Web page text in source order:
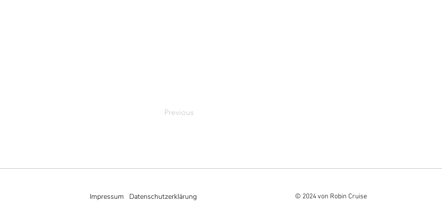
Previous
Impressum Datenschutzerklärung © 2024 von Robin Cruise